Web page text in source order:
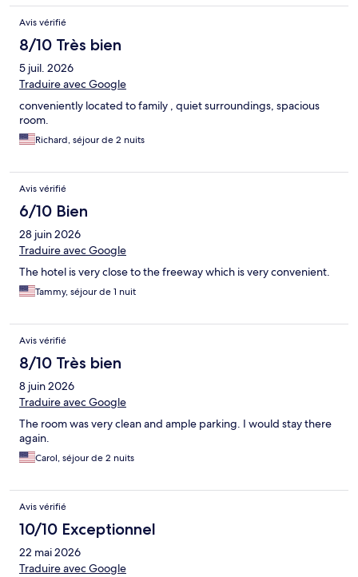
Avis vérifié
8/10 Très bien
5 juil. 2026
Traduire avec Google
conveniently located to family , quiet surroundings, spacious
room.
Richard, séjour de 2 nuits
Avis vérifié
6/10 Bien
28 juin 2026
Traduire avec Google
The hotel is very close to the freeway which is very convenient.
Tammy, séjour de 1 nuit
Avis vérifié
8/10 Très bien
8 juin 2026
Traduire avec Google
The room was very clean and ample parking. I would stay there
again.
Carol, séjour de 2 nuits
Avis vérifié
10/10 Exceptionnel
22 mai 2026
Traduire avec Google